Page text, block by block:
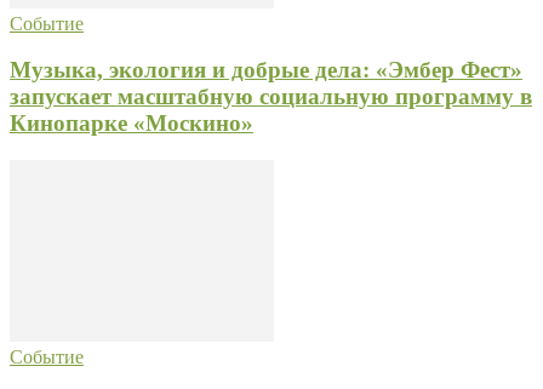
Событие
Музыка, экология и добрые дела: «Эмбер Фест»
запускает масштабную социальную программу в
Кинопарке «Москино»
Событие